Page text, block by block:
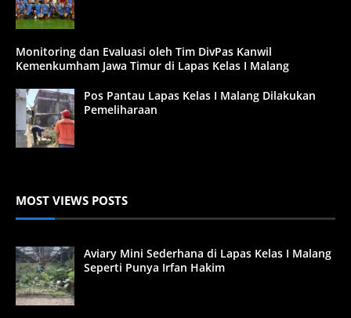
Monitoring dan Evaluasi oleh Tim DivPas Kanwil
Kemenkumham Jawa Timur di Lapas Kelas I Malang
Pos Pantau Lapas Kelas I Malang Dilakukan
Pemeliharaan
MOST VIEWS POSTS
Aviary Mini Sederhana di Lapas Kelas I Malang
Seperti Punya Irfan Hakim